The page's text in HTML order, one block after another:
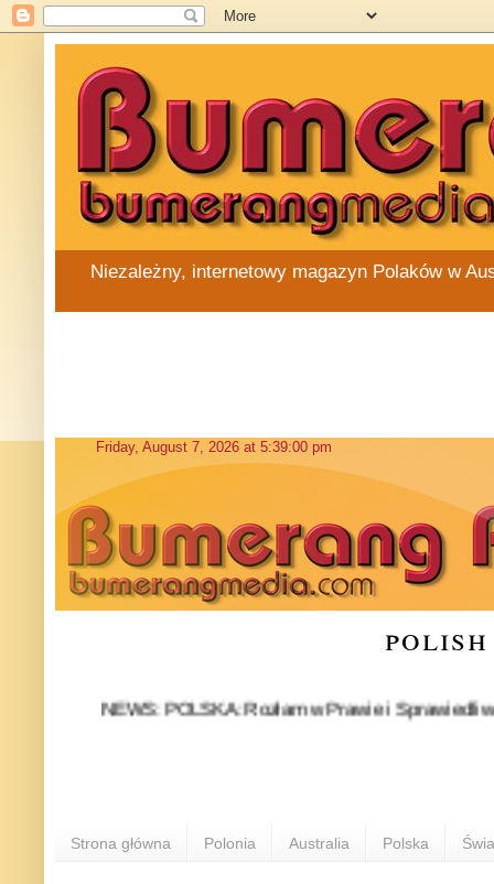
Niezależny, internetowy magazyn Polaków w
NEWS: POLSKA: Rozłam w Prawie i
Strona główna Polonia Australia Polska